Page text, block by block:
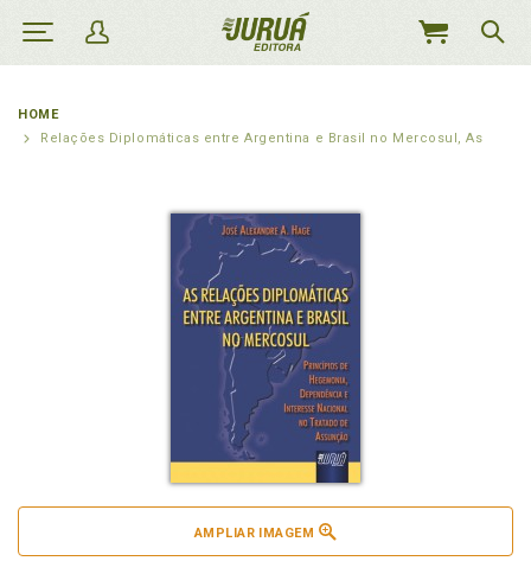
MEU
HOME
Relações Diplomáticas entre Argentina e Brasil no Mercosul, As
AMPLIAR IMAGEM